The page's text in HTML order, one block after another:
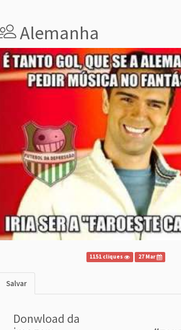
Alemanha
1151 cliques 27 Mar
Salvar
Donwload da